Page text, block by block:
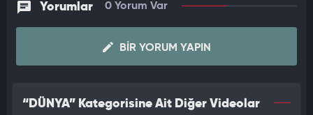
Yunanistan Başbakanı Kiryakos Miçotakis, Kıbrıs Barış
Harekatı'nın 50. yıl dönümü münasebetiyle Güney Kıbrıs Rum
Yönetimi (GKRY) Lideri Nikos Hristodulidis'in daveti üzerine
"TÜRKİYE'SİZ ÇÖZÜM İSTİYORUZ"
Yorumlar 0 Yorum Var
BIR YORUM YAPIN
“DÜNYA” Kategorisine Ait Diğer Videolar